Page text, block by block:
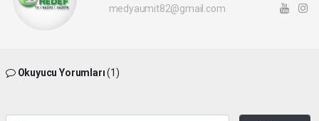
medyaumit82@gmail.com
Okuyucu Yorumları(1)